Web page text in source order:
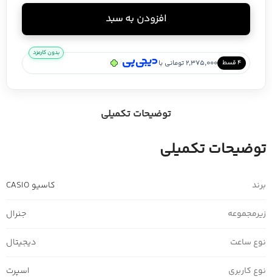
افزودن به سبد
۴ قسط 2,375,000 تومانی با /
بدون کارمزد
توضیحات تکمیلی
توضیحات تکمیلی
برند کاسیو CASIO
زیرمجموعه جنرال
نوع ساعت دیجیتال
نوع کاربری اسپرت